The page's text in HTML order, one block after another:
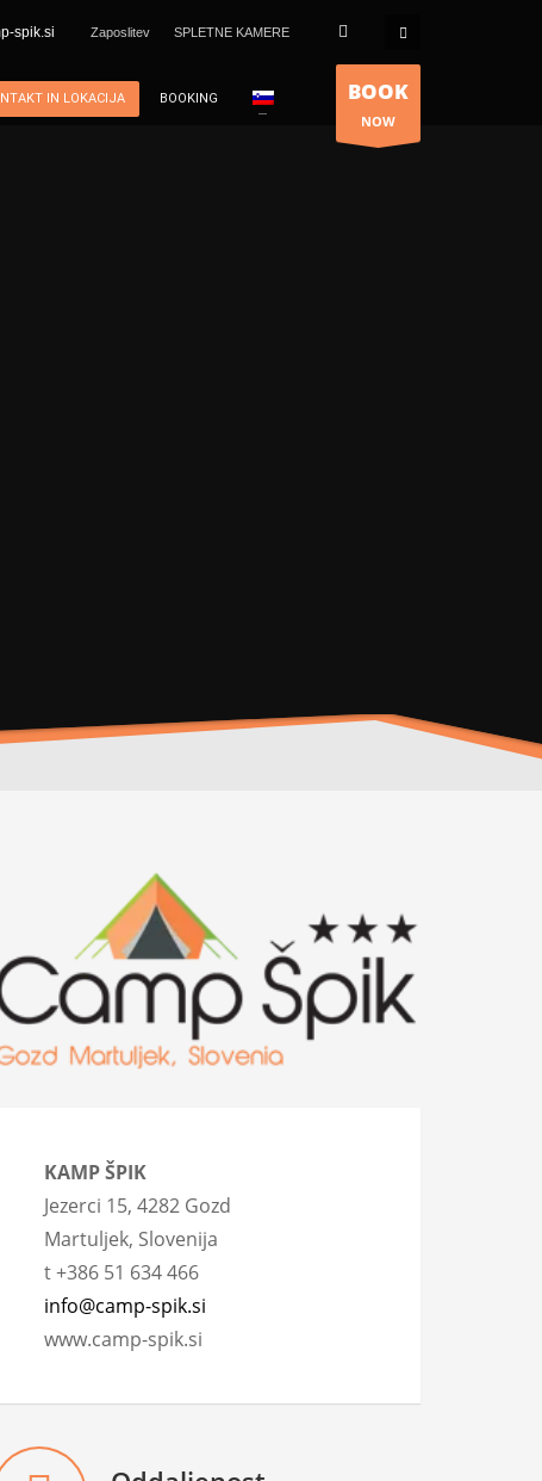
spik.si Zaposlitev SPLETNE KAMERE
IN LOKACIJA BOOKING BOOK
NOW
KAMP ŠPIK
Jezerci 15, 4282 Gozd
Martuljek, Slovenija
t +386 51 634 466
info@camp-spik.si
www.camp-spik.si